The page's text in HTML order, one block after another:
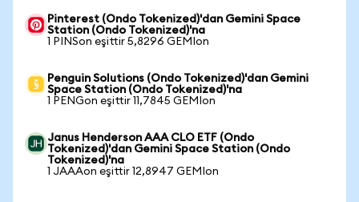
Pinterest (Ondo Tokenized)'dan Gemini Space
Station (Ondo Tokenized)'na
1 PINSon eşittir 5,8296 GEMIon
Penguin Solutions (Ondo Tokenized)'dan Gemini
Space Station (Ondo Tokenized)'na
1 PENGon eşittir 11,7845 GEMIon
Janus Henderson AAA CLO ETF (Ondo
Tokenized)'dan Gemini Space Station (Ondo
Tokenized)'na
1 JAAAon eşittir 12,8947 GEMIon